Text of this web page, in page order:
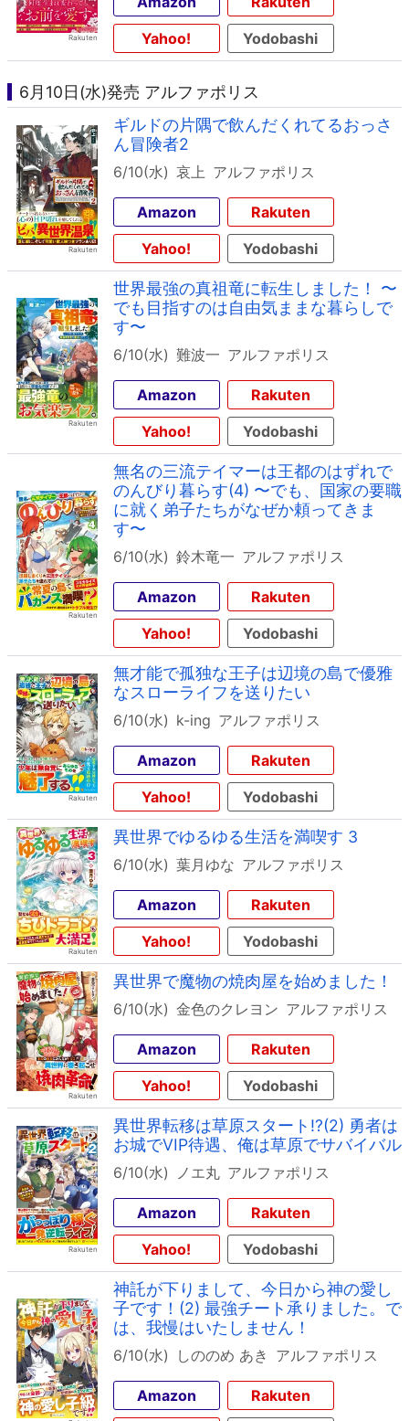
Yahoo!
Yodobashi
6月10日(水)発売 アルファポリス
ギルドの片隅で飲んだくれてるおっさ
ん冒険者2
6/10(水) 哀上 アルファポリス
Amazon
Rakuten
Yahoo!
Yodobashi
世界最強の真祖竜に転生しました！ 〜
でも目指すのは自由気ままな暮らしで
す〜
6/10(水) 難波一 アルファポリス
Amazon
Rakuten
Yahoo!
Yodobashi
無名の三流テイマーは王都のはずれで
のんびり暮らす(4) 〜でも、国家の要職
に就く弟子たちがなぜか頼ってきま
す〜
6/10(水) 鈴木竜一 アルファポリス
Amazon
Rakuten
Yahoo!
Yodobashi
無才能で孤独な王子は辺境の島で優雅
なスローライフを送りたい
6/10(水) k-ing アルファポリス
Amazon
Rakuten
Yahoo!
Yodobashi
異世界でゆるゆる生活を満喫す 3
6/10(水) 葉月ゆな アルファポリス
Amazon
Rakuten
Yahoo!
Yodobashi
異世界で魔物の焼肉屋を始めました！
6/10(水) 金色のクレヨン アルファポリス
Amazon
Rakuten
Yahoo!
Yodobashi
異世界転移は草原スタート!?(2) 勇者は
お城でVIP待遇、俺は草原でサバイバル
6/10(水) ノエ丸 アルファポリス
Amazon
Rakuten
Yahoo!
Yodobashi
神託が下りまして、今日から神の愛し
子です！(2) 最強チート承りました。で
は、我慢はいたしません！
6/10(水) しののめ あき アルファポリス
Amazon
Rakuten